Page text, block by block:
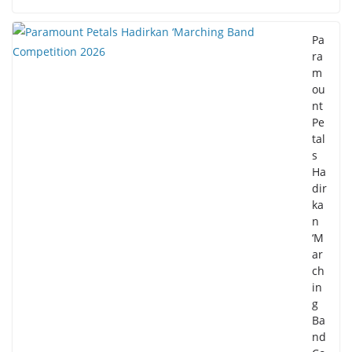
Pa
ra
m
ou
nt
Pe
tal
s
Ha
dir
ka
n
‘M
ar
ch
in
g
Ba
nd